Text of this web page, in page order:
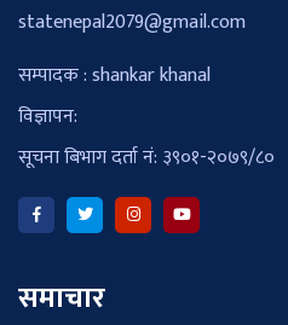
statenepal2079@gmail.com
सम्पादक : shankar khanal
विज्ञापन:
सूचना बिभाग दर्ता नं: ३९०१-२०७९/८०
समाचार